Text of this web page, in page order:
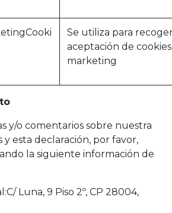
Se utiliza para
aceptación de cookies
marketing
y/o comentarios sobre nuestra
y esta declaración, por favor,
la siguiente información de
Luna, 9 Piso 2º, CP 28004,